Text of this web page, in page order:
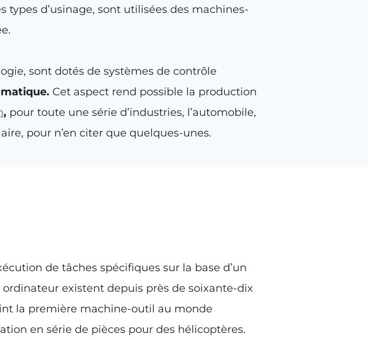
types d’usinage, sont utilisées des machines-
sont dotés de systèmes de contrôle
Cet aspect rend possible la production
, pour toute une série d’industries, l’automobile,
pour n’en citer que quelques-unes.
de tâches spécifiques sur la base d’un
existent depuis près de soixante-dix
la première machine-outil au monde
en série de pièces pour des hélicoptères.